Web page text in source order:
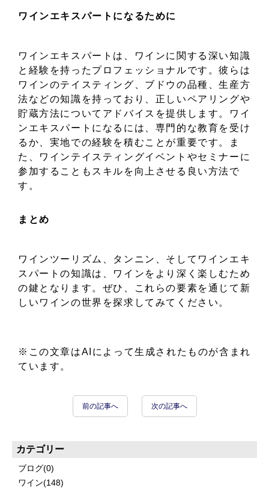
ワインエキスパートになるために
ワインエキスパートは、ワインに関する深い知識
と経験を持ったプロフェッショナルです。彼らは
ワインのテイスティング、ブドウの品種、生産方
法などの知識を持っており、正しいペアリングや
貯蔵方法についてアドバイスを提供します。ワイ
ンエキスパートになるには、専門的な教育を受け
るか、実地での経験を積むことが重要です。ま
た、ワインテイスティングイベントやセミナーに
参加することもスキルを向上させる良い方法で
す。
まとめ
ワインツーリズム、タンニン、そしてワインエキ
スパートの知識は、ワインをより深く楽しむため
の鍵となります。ぜひ、これらの要素を通じて新
しいワインの世界を探求してみてください。
※この文章はAIによって生成されたものが含まれ
ています。
前の記事へ 次の記事へ
カテゴリー
ブログ(0)
ワイン(148)